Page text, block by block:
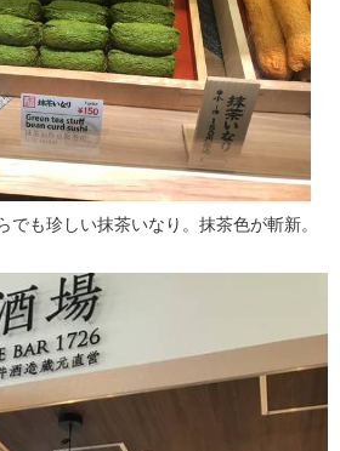
でも珍しい抹茶いなり。抹茶色が斬新。